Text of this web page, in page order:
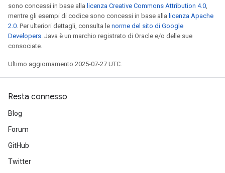
sono concessi in base alla licenza Creative Commons Attribution 4.0,
mentre gli esempi di codice sono concessi in base alla licenza Apache
2.0. Per ulteriori dettagli, consulta le norme del sito di Google
Developers. Java è un marchio registrato di Oracle e/o delle sue
consociate.
Ultimo aggiornamento 2025-07-27 UTC.
Resta connesso
Blog
Forum
GitHub
Twitter